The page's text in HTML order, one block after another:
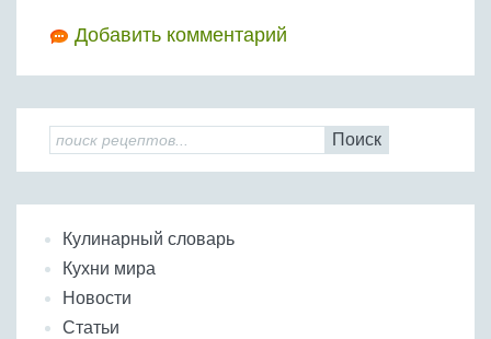
Добавить комментарий
Поиск
Кулинарный словарь
Кухни мира
Новости
Статьи